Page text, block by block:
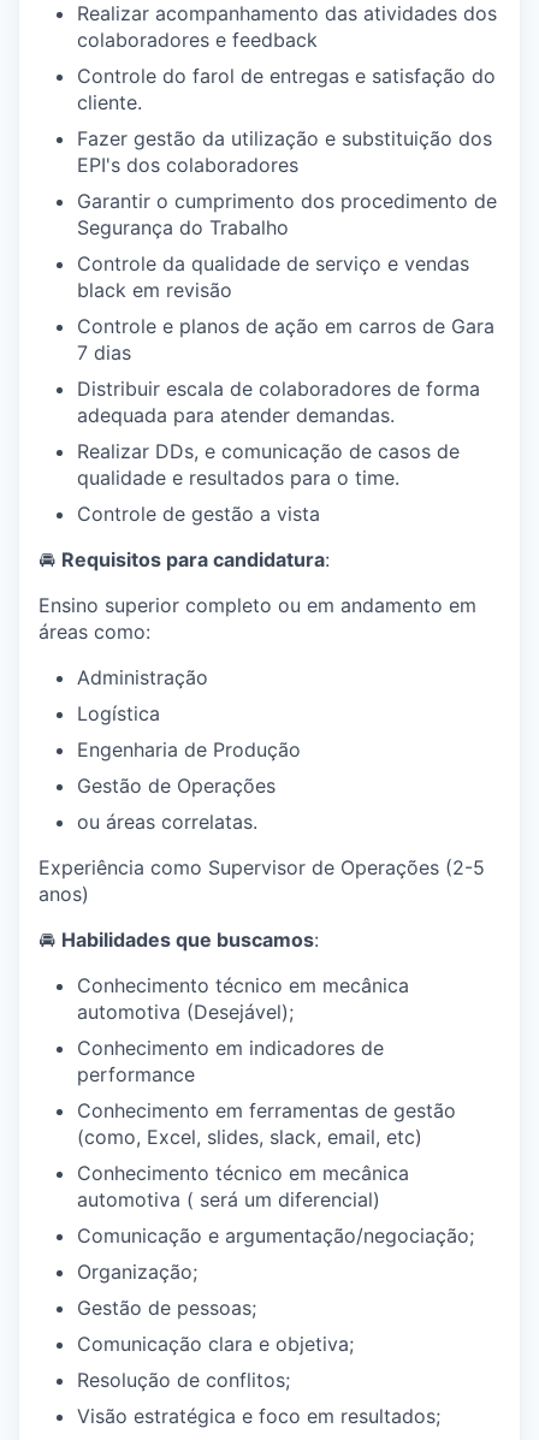
Realizar acompanhamento das atividades dos
colaboradores e feedback
Controle do farol de entregas e satisfação do
cliente.
Fazer gestão da utilização e substituição dos
EPI's dos colaboradores
Garantir o cumprimento dos procedimento de
Segurança do Trabalho
Controle da qualidade de serviço e vendas
black em revisão
Controle e planos de ação em carros de Gara
7 dias
Distribuir escala de colaboradores de forma
adequada para atender demandas.
Realizar DDs, e comunicação de casos de
qualidade e resultados para o time.
Controle de gestão a vista
🚘 Requisitos para candidatura:
Ensino superior completo ou em andamento em
áreas como:
Administração
Logística
Engenharia de Produção
Gestão de Operações
ou áreas correlatas.
Experiência como Supervisor de Operações (2-5
anos)
🚘 Habilidades que buscamos:
Conhecimento técnico em mecânica
automotiva (Desejável);
Conhecimento em indicadores de
performance
Conhecimento em ferramentas de gestão
(como, Excel, slides, slack, email, etc)
Conhecimento técnico em mecânica
automotiva ( será um diferencial)
Comunicação e argumentação/negociação;
Organização;
Gestão de pessoas;
Comunicação clara e objetiva;
Resolução de conflitos;
Visão estratégica e foco em resultados;